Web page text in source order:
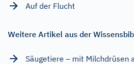
Auf der Flucht
Weitere Artikel aus der
Säugetiere – mit Milchdrüsen